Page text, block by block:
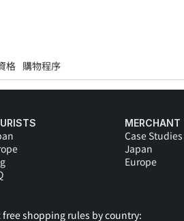
格 購物程序
free shopping rules by country:
MERCHANT
Case Studies
Japan
Europe